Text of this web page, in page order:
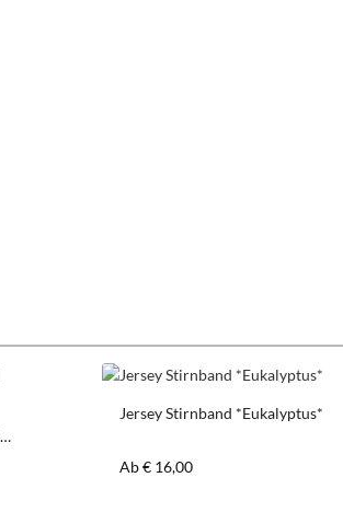
Jersey Stirnband *Eukalyptus*
Regulärer Preis:
Ab€ 16,00